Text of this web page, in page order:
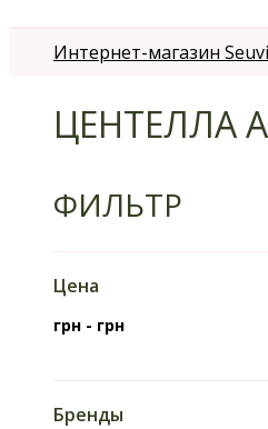
Интернет-магазин Seuvi
ЦЕНТЕЛЛА
ФИЛЬТР
Цена
грн - грн
Бренды